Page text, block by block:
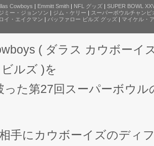
Cowboys | Emmitt Smith | NFL グッズ | SUPER BOWL
ミー・ジョンソン | ジム・ケリー | スーパーボウルチャンピ
イ・エイクマン | バッファロー ビルズ グッズ | マイケル・
( ダラス カウボーイ
ルズ )を
った第27回スーパーボウ
手にカウボーイズのディ